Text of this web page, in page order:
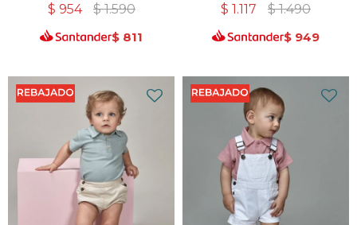
$ 954 $ 1.590
$ 811
$ 1.117 $ 1.490
$ 949